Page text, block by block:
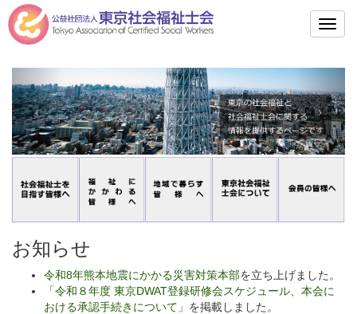
お知らせ
令和8年熊本地震にかかる災害対策本部を立ち上げました。
「令和８年度 東京DWAT登録研修会スケジュール、本会に
おける承認手続きについて」 を掲載しました。